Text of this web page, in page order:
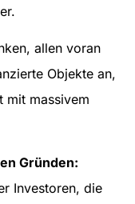
allen voran
Objekte an,
mit massivem
Gründen:
Investoren, die